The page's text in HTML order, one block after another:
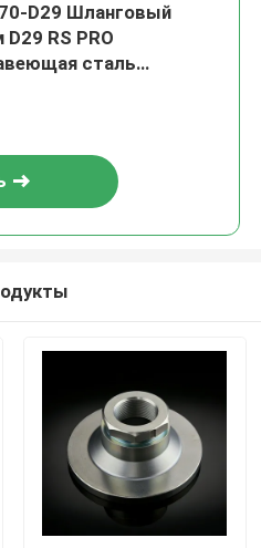
D29 Шланговый
RS PRO
сталь